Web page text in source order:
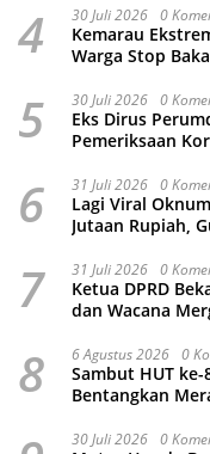
4 30 Juli 2026 0
Kemarau
Warga Stop
5 30 Juli 2026 0
Eks Dirus
Pemeriksaan
6 31 Juli 2026 0
Lagi Viral
Jutaan Rupiah,
7 31 Juli 2026 0
Ketua DPRD
dan Wacana
8 6 Agustus 2026 0
Sambut HUT ke-
Bentangkan
30 Juli 2026 0